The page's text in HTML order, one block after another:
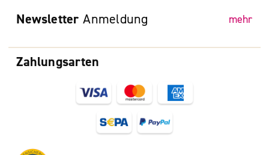
Zahlungsarten
Newsletter Anmeldung mehr